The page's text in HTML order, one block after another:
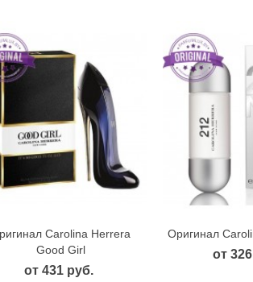
Быстрый просмотр
Carolina Herrera
Good Girl
от 431 руб.
Оригинал
от